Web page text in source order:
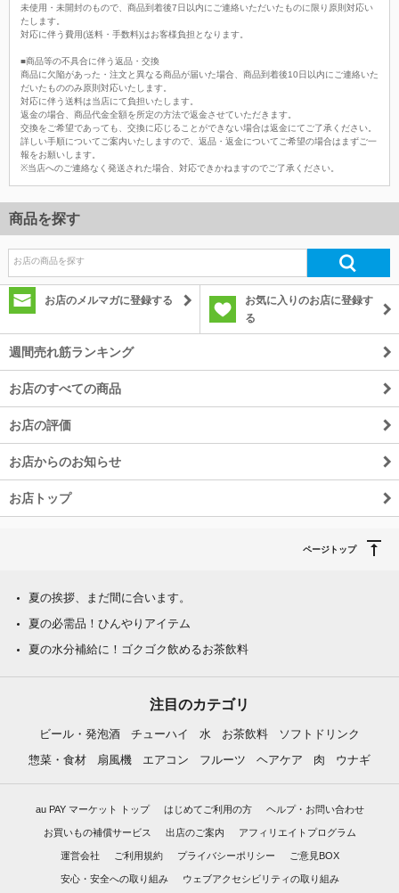
未使用・未開封のもので、商品到着後7日以内にご連絡いただいたものに限り原則対応い
たします。
対応に伴う費用(送料・手数料)はお客様負担となります。
■商品等の不具合に伴う返品・交換
商品に欠陥があった・注文と異なる商品が届いた場合、商品到着後10日以内にご連絡いた
だいたもののみ原則対応いたします。
対応に伴う送料は当店にて負担いたします。
返金の場合、商品代金全額を所定の方法で返金させていただきます。
交換をご希望であっても、交換に応じることができない場合は返金にてご了承ください。
詳しい手順についてご案内いたしますので、返品・返金についてご希望の場合はまずご一
報をお願いします。
※当店へのご連絡なく発送された場合、対応できかねますのでご了承ください。
商品を探す
お店のメルマガに登録する
お気に入りのお店に登録す
る
週間売れ筋ランキング
お店のすべての商品
お店の評価
お店からのお知らせ
お店トップ
ページトップ
夏の挨拶、まだ間に合います。
夏の必需品！ひんやりアイテム
夏の水分補給に！ゴクゴク飲めるお茶飲料
注目のカテゴリ
ビール・発泡酒 チューハイ 水 お茶飲料
ソフトドリンク
惣菜・食材
扇風機 エアコン フルーツ ヘアケア 肉 ウナギ
au PAY マーケット トップ はじめてご利用の方 ヘルプ・お問い合わせ
お買いもの補償サービス 出店のご案内 アフィリエイトプログラム
運営会社 ご利用規約 プライバシーポリシー ご意見BOX
安心・安全への取り組み ウェブアクセシビリティの取り組み